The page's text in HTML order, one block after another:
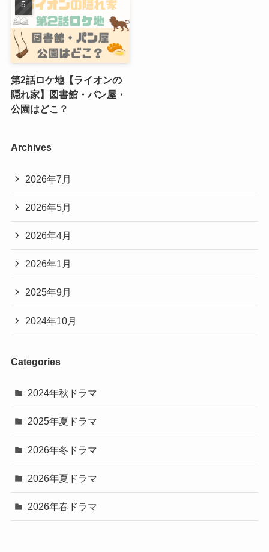
第2話ロケ地【ライオンの
隠れ家】図書館・パン屋・
公園はどこ？
Archives
2026年7月
2026年5月
2026年4月
2026年1月
2025年9月
2024年10月
Categories
2024年秋ドラマ
2025年夏ドラマ
2026年冬ドラマ
2026年夏ドラマ
2026年春ドラマ